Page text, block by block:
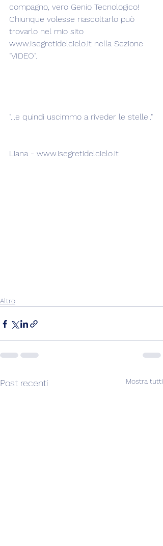
compagno, vero Genio Tecnologico!
Chiunque volesse riascoltarlo può
trovarlo nel mio sito
www.Isegretidelcielo.it nella Sezione
"VIDEO".
"...e quindi uscimmo a riveder le stelle.."
Liana - www.isegretidelcielo.it
Altro
Post recenti Mostra tutti